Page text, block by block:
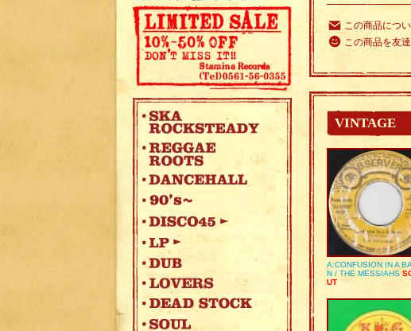
この商品につ
この商品を友
VINTAGE
A:CONFUSION IN A
N / THE MESSIAHS
UT